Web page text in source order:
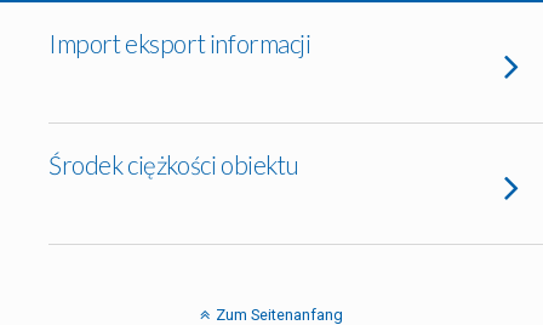
Import eksport informacji
Środek ciężkości obiektu
Zum Seitenanfang